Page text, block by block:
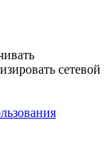
сетевой